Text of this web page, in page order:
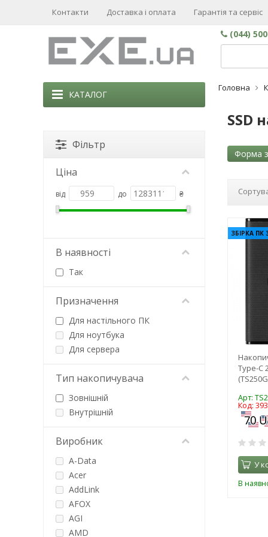
Контакти Доставка і оплата Гарантія та сервіс
(044)
КАТАЛОГ
Головна
SSD
Форма
ЗБІРКА ПК
Type-C
Арт:
Код:
У
В
Фільтр
Ціна
від до ₴
В наявності
Так
Призначення
Для настільного ПК
Для ноутбука
Для сервера
Тип накопичувача
Зовнішній
Внутрішній
Виробник
A-Data
Acer
AddLink
AFOX
AGI
AMD